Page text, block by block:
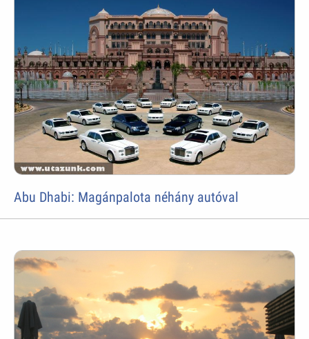
Abu Dhabi: Magánpalota néhány autóval